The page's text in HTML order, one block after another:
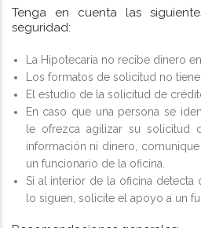
Tenga en cuenta las
seguridad:
La Hipotecaria no recibe dinero
Los formatos de solicitud no
El estudio de la solicitud de
En caso que una persona se
le ofrezca agilizar su solicitud
información ni dinero,
un funcionario de la oficina.
Si al interior de la oficina detecta
lo siguen, solicite el apoyo a un